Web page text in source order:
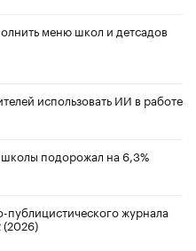
меню школ и детсадов
использовать ИИ в работе
подорожал на 6,3%
журнала
(2026)